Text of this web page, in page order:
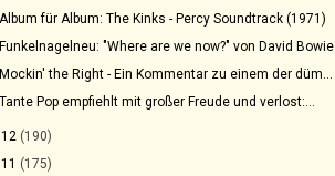
Album für Album: The Kinks - Percy Soundtrack (1971)
Funkelnagelneu: "Where are we now?" von David Bowie
Mockin' the Right - Ein Kommentar zu einem der düm...
Tante Pop empfiehlt mit großer Freude und verlost:...
(190)
(175)